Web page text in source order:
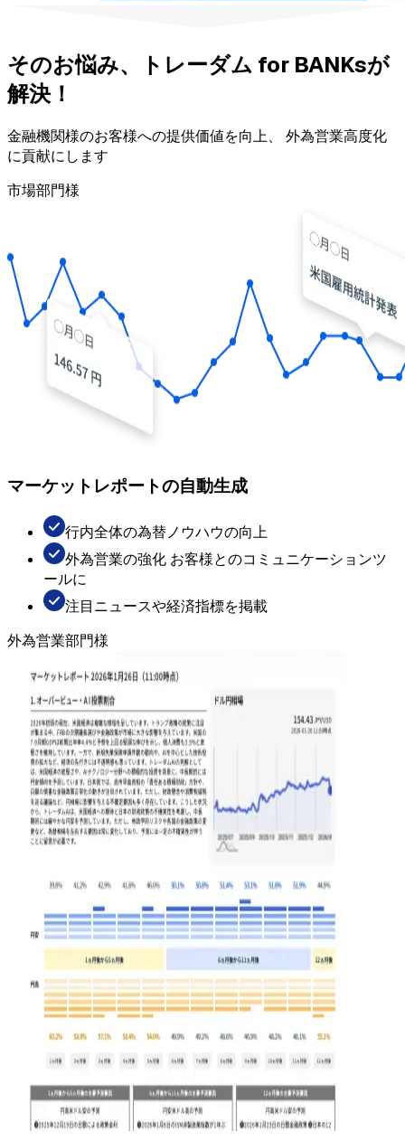
そのお悩み、トレーダム for BANKsが
解決！
金融機関様のお客様への提供価値を向上、 外為営業高度化
に貢献にします
市場部門様
マーケットレポートの自動生成
行内全体の為替ノウハウの向上
外為営業の強化 お客様とのコミュニケーションツ
ールに
注目ニュースや経済指標を掲載
外為営業部門様